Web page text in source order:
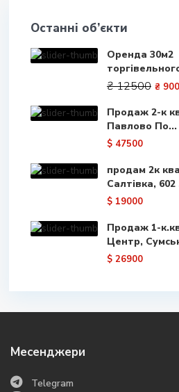
Останні об’єкти
Оренда 30м2
₴ 12500 ₴
Продаж 2-к
Павлово По...
$ 47500
продам 2к
Салтівка, 602
$ 19000
Продаж 1-
Центр,
$ 26900
Месенджери
Telegram